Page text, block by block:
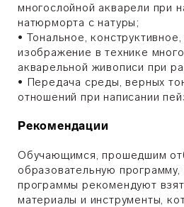
многослойной акварели при
натюрморта с натуры;
• Тональное,
изображение в технике
акварельной живописи при
• Передача среды, верных
отношений при написании
Рекомендации
Обучающимся, прошедшим
образовательную
программы рекомендуют
материалы и инструменты,